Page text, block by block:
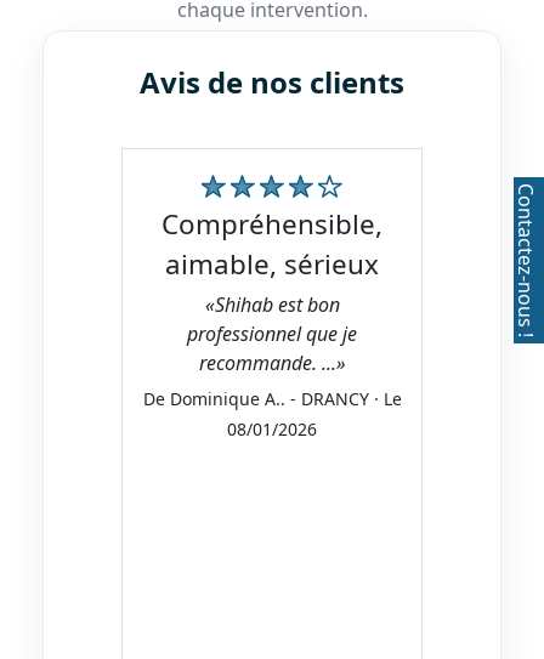
chaque intervention.
Avis de nos clients
compréhensible,
aimable, sérieux
«Shihab est bon
professionnel que je
recommande. ...»
De Dominique A.. - DRANCY · Le
08/01/2026